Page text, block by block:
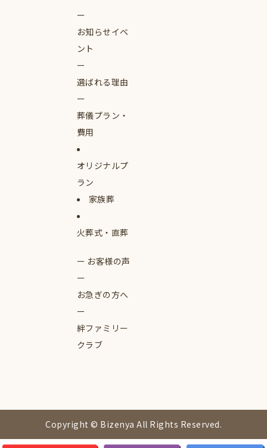
お知らせイベ
ント
選ばれる理由
葬儀プラン・
費用
オリジナルプ
ラン
家族葬
火葬式・直葬
お客様の声
お急ぎの方へ
絆ファミリー
クラブ
Copyright © Bizenya All Rights Reserved.